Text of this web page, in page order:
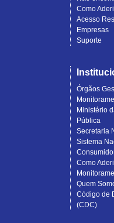
Como
Acesso
Empresas
Suporte
Órgãos
Ministério
Pública
Secretaria
Sistema
Como
Quem
Código de
(CDC)